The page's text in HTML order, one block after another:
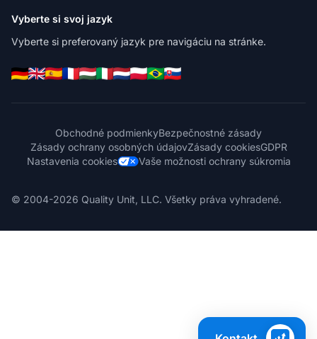
Vyberte si svoj jazyk
Vyberte si preferovaný jazyk pre navigáciu na stránke.
Obchodné podmienkyBezpečnostné zásady
Zásady ochrany osobných údajovZásady cookiesGDPR
Nastavenia cookies
Vaše možnosti ochrany súkromia
© 2004-2026 Quality Unit, LLC. Všetky práva vyhradené.